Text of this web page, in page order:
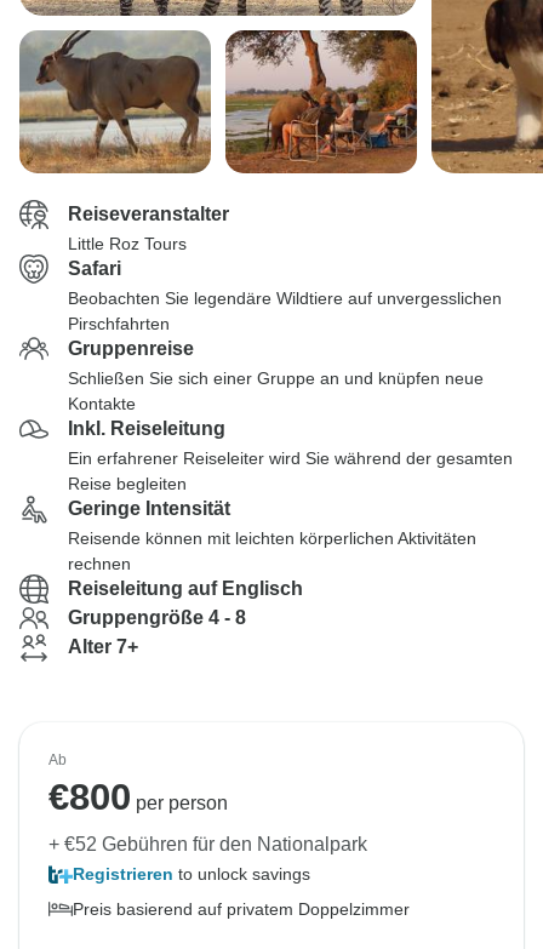
Reiseveranstalter
Little Roz Tours
Safari
Beobachten Sie legendäre Wildtiere auf unvergesslichen
Pirschfahrten
Gruppenreise
Schließen Sie sich einer Gruppe an und knüpfen neue
Kontakte
Inkl. Reiseleitung
Ein erfahrener Reiseleiter wird Sie während der gesamten
Reise begleiten
Geringe Intensität
Reisende können mit leichten körperlichen Aktivitäten
rechnen
Reiseleitung auf Englisch
Gruppengröße 4 - 8
Alter 7+
Ab
€800 per person
+ €52 Gebühren für den Nationalpark
Registrieren to unlock savings
Preis basierend auf privatem Doppelzimmer